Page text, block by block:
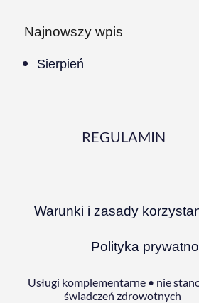
Najnowszy wpis
Sierpień
REGULAMIN
Warunki i zasady
Polityka
Usługi komplementarne • nie
świadczeń zdrowotnych